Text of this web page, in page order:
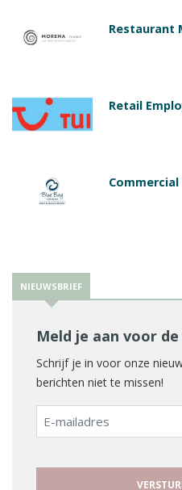
Restaurant
Retail
NIEUWSBRIEF
Meld je aan voor
Schrijf je in voor onze
berichten niet te missen!
E-
mailadres